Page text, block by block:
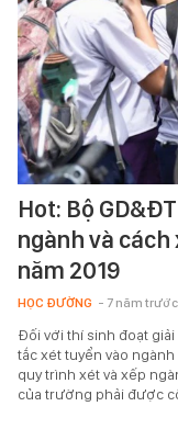
Hot: Bộ
ngành và
năm 2019
HỌC ĐƯỜNG - 7 năm trước
Đối với thí sinh đoạt
tắc xét tuyển vào
quy trình xét và xếp
của trường phải được